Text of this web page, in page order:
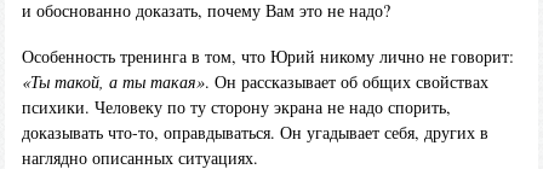
и обоснованно доказать, почему Вам это не надо?
Особенность тренинга в том, что Юрий никому лично не говорит:
«Ты такой, а ты такая». Он рассказывает об общих свойствах
психики. Человеку по ту сторону экрана не надо спорить,
доказывать что-то, оправдываться. Он угадывает себя, других в
наглядно описанных ситуациях.